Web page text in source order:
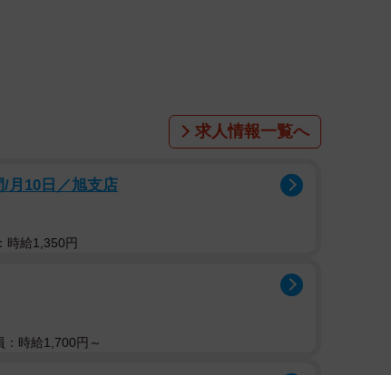
報道されています。
所有物を盗むという行為は、刑法における犯
関係者も通報の義務があります。ましてや、教
でも通報することが当たり前です。しかし、こ
首し、その罪を償うことです。
らかの理由で、警察がその捜査に手心を加え
求人情報一覧へ
月10日／旭支店
時給1,350円
：時給1,700円～